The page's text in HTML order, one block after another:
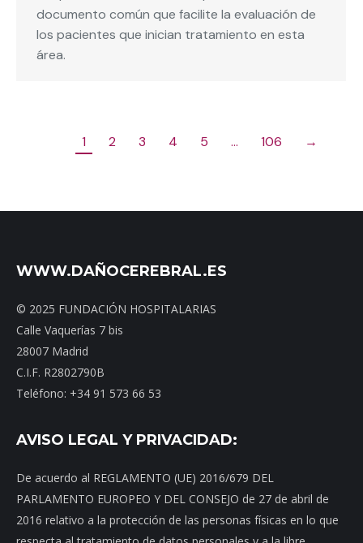
documento común que facilite la evaluación de
los pacientes que inician tratamiento en esta
área.
1 2 3 4 5 … 106 →
WWW.DAÑOCEREBRAL.ES
© 2025 FUNDACIÓN HOSPITALARIAS
Calle Vaquerías 7 bis
28007 Madrid
C.I.F. R2802790B
Teléfono: +34 91 573 66 53
AVISO LEGAL Y PRIVACIDAD:
De acuerdo al REGLAMENTO (UE) 2016/679 DEL
PARLAMENTO EUROPEO Y DEL CONSEJO de 27 de abril de
2016 relativo a la protección de las personas físicas en lo que